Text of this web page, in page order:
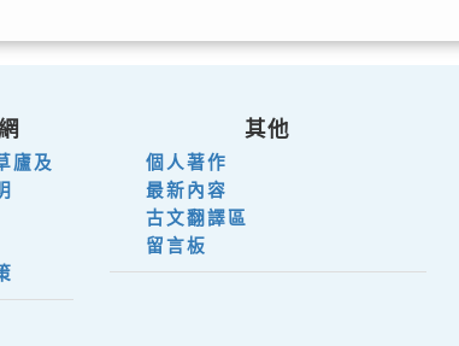
廬及
其他
個人著作
最新內容
古文翻譯區
留言板